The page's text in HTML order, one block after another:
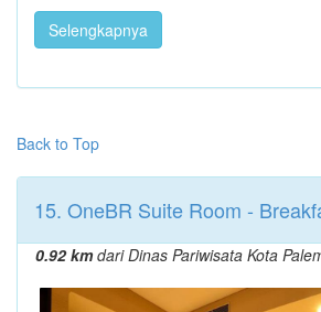
Selengkapnya
Back to Top
15. OneBR Suite Room -
0.92 kmdari Dinas Pariwisata Kota